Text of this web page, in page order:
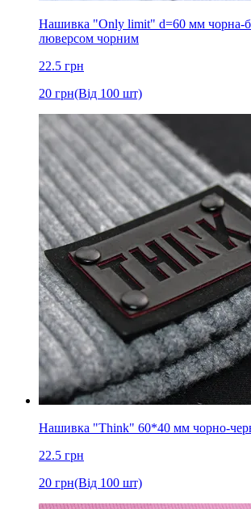
Нашивка "Only limit" d=60 мм чорна-
люверсом чорним
22.5 грн
20 грн(Від 100 шт)
Нашивка "Think" 60*40 мм чорно-
22.5 грн
20 грн(Від 100 шт)